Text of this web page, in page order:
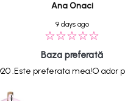
Ana Onaci
9 days ago
Baza preferată
.Este preferata mea!O ador